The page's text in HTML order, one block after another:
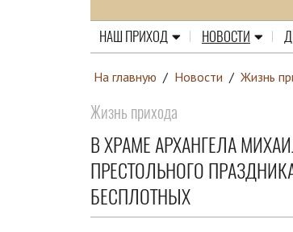
НАШ ПРИХОД НОВОСТИ
На главную / Новости / Жизнь
Жизнь прихода
В ХРАМЕ АРХАНГЕЛА
ПРЕСТОЛЬНОГО
БЕСПЛОТНЫХ